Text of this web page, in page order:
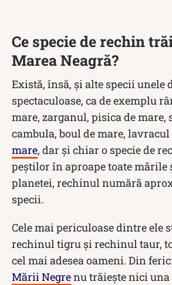
Ce specie de rechin
Marea Neagră?
Există, însă, și alte specii unele
spectaculoase, ca de exemplu
mare, zarganul, pisica de mare,
cambula, boul de mare, lavracul
mare, dar și chiar o specie de
peștilor în aproape toate mările
planetei, rechinul numără
specii.
Cele mai periculoase dintre ele
rechinul tigru și rechinul taur,
cel mai adesea oameni. Din
Mării Negrenu trăiește nici una